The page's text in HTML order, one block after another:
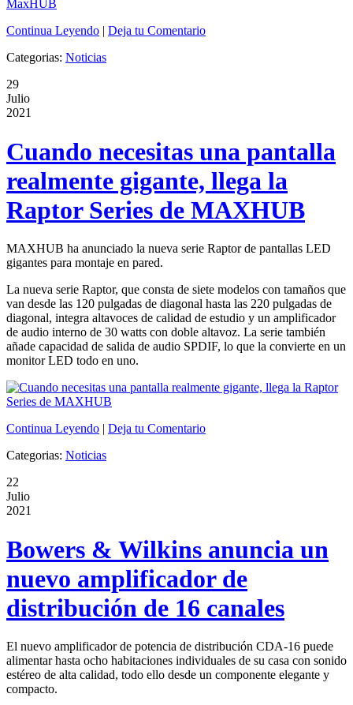
Continua Leyendo | Deja tu Comentario
Categorias: Noticias
29
Julio
2021
Cuando necesitas una pantalla
realmente gigante, llega la
Raptor Series de MAXHUB
MAXHUB ha anunciado la nueva serie Raptor de pantallas LED
gigantes para montaje en pared.
La nueva serie Raptor, que consta de siete modelos con tamaños que
van desde las 120 pulgadas de diagonal hasta las 220 pulgadas de
diagonal, integra altavoces de calidad de estudio y un amplificador
de audio interno de 30 watts con doble altavoz. La serie también
añade capacidad de salida de audio SPDIF, lo que la convierte en un
monitor LED todo en uno.
Continua Leyendo | Deja tu Comentario
Categorias: Noticias
22
Julio
2021
Bowers & Wilkins anuncia un
nuevo amplificador de
distribución de 16 canales
El nuevo amplificador de potencia de distribución CDA-16 puede
alimentar hasta ocho habitaciones individuales de su casa con sonido
estéreo de alta calidad, todo ello desde un componente elegante y
compacto.